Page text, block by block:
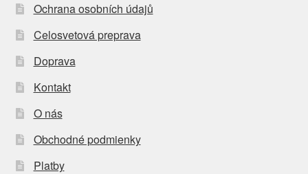
Ochrana osobních údajů
Celosvetová preprava
Doprava
Kontakt
O nás
Obchodné podmienky
Platby